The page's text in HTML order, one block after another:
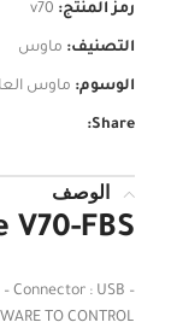
رمز المنتج: v70
التصنيف: ماوس
الوسوم: ماوس
Share:
الوصف
V70-FBS
Connector : USB –
TO CONTROL